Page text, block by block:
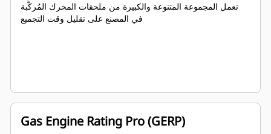
تعمل المجموعة المتنوعة والكبيرة من ملحقات المحرك المُركَّبة
في المصنع على تقليل وقت التجميع
Gas Engine Rating Pro (GERP)